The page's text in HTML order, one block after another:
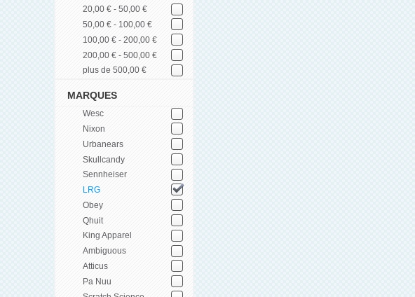
20,00 € - 50,00 €
50,00 € - 100,00 €
100,00 € - 200,00 €
200,00 € - 500,00 €
plus de 500,00 €
MARQUES
Wesc
Nixon
Urbanears
Skullcandy
Sennheiser
LRG
Obey
Qhuit
King Apparel
Ambiguous
Atticus
Pa Nuu